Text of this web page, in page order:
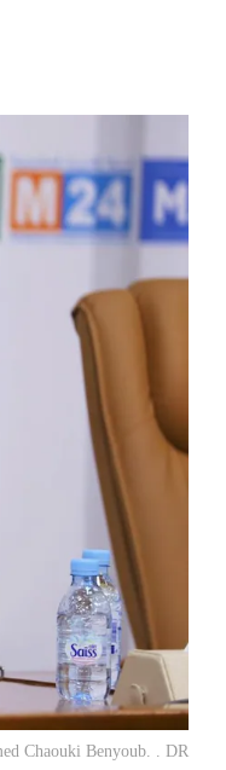
Chaouki Benyoub. . DR